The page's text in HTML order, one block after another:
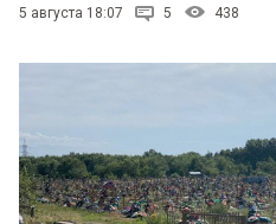
5 августа 18:07 5 438